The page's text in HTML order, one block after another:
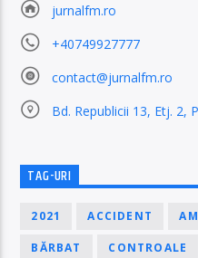
jurnalfm.ro
+40749927777
contact@jurnalfm.ro
Bd. Republicii 13, Etj. 2,
TAG-URI
2021 ACCIDENT
BĂRBAT CONTROALE